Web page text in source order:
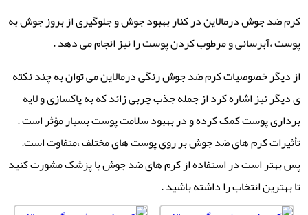
کرم ضد جوش درمالاین در کنار بهبود جوش و جلوگیری از بروز جوش به
پوست ،آبرسانی و مرطوب کردن پوست را نیز انجام می دهد .
از دیگر خصوصیات کرم ضد جوش رنگی درمالاین می توان به چند نکته
ی دیگر نیز اشاره کرد از جمله جذب چربی زائد که به پاکسازی و لایه
برداری پوست کمک کرده و در بهبود سلامت پوست بسیار مؤثر است .
تأثیرات کرم های ضد جوش بر روی پوست های مختلف ،متفاوت است.
پس بهتر است در استفاده از کرم های ضد جوش با پزشک مشورت کنید
تا بهترین انتخاب را داشته باشید .